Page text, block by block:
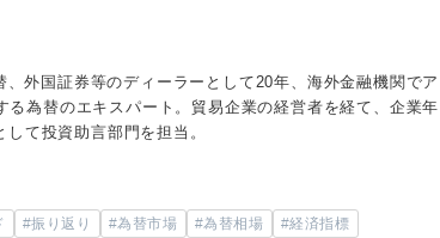
外国証券等のディーラーとして20年、海外金融機関でア
為替のエキスパート。貿易企業の経営者を経て、企業年
て投資助言部門を担当。
#振り返り #為替市場 #為替相場 #経済指標